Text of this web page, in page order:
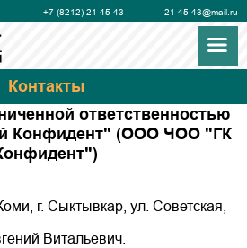
+7 (8212) 21-45-43 21-45-43@mail.ru
Контакты
ответственностью
Конфидент" (ООО ЧОО "ГК
г. Сыктывкар, ул. Советская,
Витальевич.